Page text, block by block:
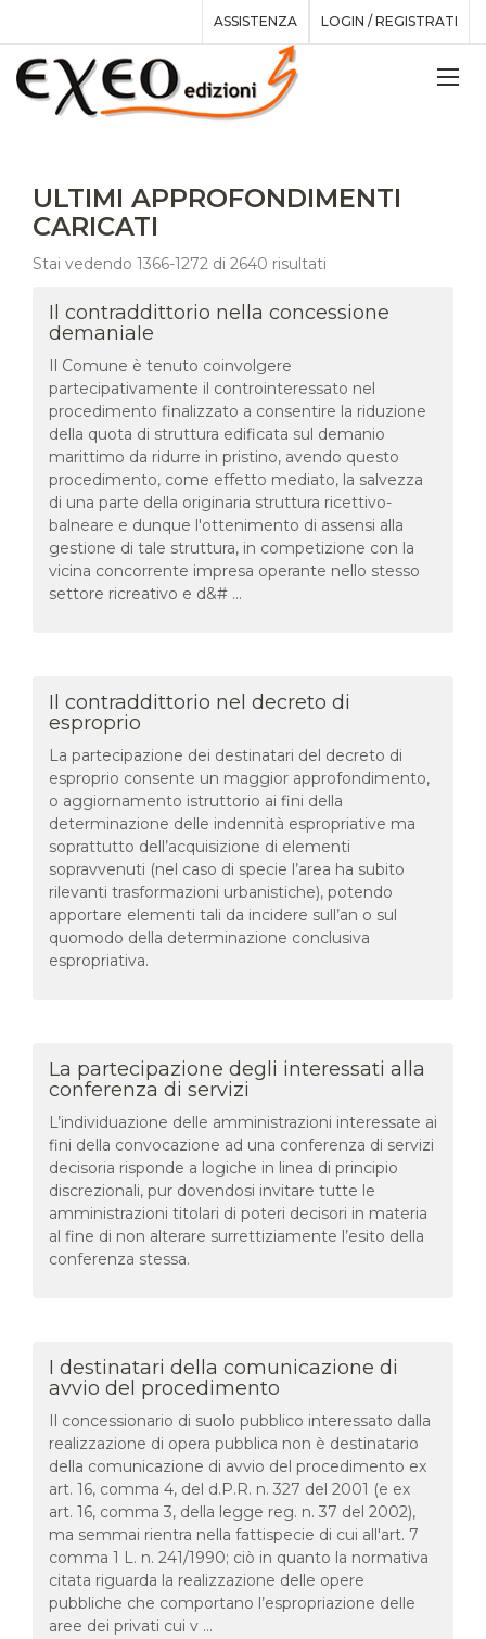
ASSISTENZA LOGIN / REGISTRATI
ULTIMI APPROFONDIMENTI
CARICATI
Stai vedendo 1366-1272 di 2640 risultati
Il contraddittorio nella concessione
demaniale
Il Comune è tenuto coinvolgere
partecipativamente il controinteressato nel
procedimento finalizzato a consentire la riduzione
della quota di struttura edificata sul demanio
marittimo da ridurre in pristino, avendo questo
procedimento, come effetto mediato, la salvezza
di una parte della originaria struttura ricettivo-
balneare e dunque l'ottenimento di assensi alla
gestione di tale struttura, in competizione con la
vicina concorrente impresa operante nello stesso
settore ricreativo e d&# ...
Il contraddittorio nel decreto di
esproprio
La partecipazione dei destinatari del decreto di
esproprio consente un maggior approfondimento,
o aggiornamento istruttorio ai fini della
determinazione delle indennità espropriative ma
soprattutto dell’acquisizione di elementi
sopravvenuti (nel caso di specie l’area ha subito
rilevanti trasformazioni urbanistiche), potendo
apportare elementi tali da incidere sull’an o sul
quomodo della determinazione conclusiva
espropriativa.
La partecipazione degli interessati alla
conferenza di servizi
L’individuazione delle amministrazioni interessate ai
fini della convocazione ad una conferenza di servizi
decisoria risponde a logiche in linea di principio
discrezionali, pur dovendosi invitare tutte le
amministrazioni titolari di poteri decisori in materia
al fine di non alterare surrettiziamente l’esito della
conferenza stessa.
I destinatari della comunicazione di
avvio del procedimento
Il concessionario di suolo pubblico interessato dalla
realizzazione di opera pubblica non è destinatario
della comunicazione di avvio del procedimento ex
art. 16, comma 4, del d.P.R. n. 327 del 2001 (e ex
art. 16, comma 3, della legge reg. n. 37 del 2002),
ma semmai rientra nella fattispecie di cui all'art. 7
comma 1 L. n. 241/1990; ciò in quanto la normativa
citata riguarda la realizzazione delle opere
pubbliche che comportano l’espropriazione delle
aree dei privati cui v ...